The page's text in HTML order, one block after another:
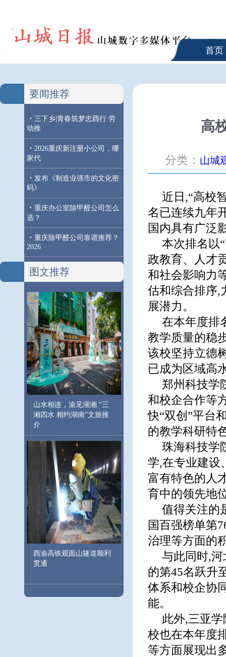
首页
要闻推荐
· 三下乡|青春筑梦忠酉行 劳
动推
· 2026重庆新注册小公司，哪
家代
· 发布《制造业强市的文化密
码》
· 重庆办公室除甲醛公司怎么
选？
· 重庆除甲醛公司靠谱推荐？
2026
图文推荐
山水相连，渝见湖湘 “三
湘四水 相约湖南”文旅推
介
西渝高铁观面山隧道顺利
贯通
高
分类： 山城
近日,“高校
名已连续九年
国内具有广泛
本次排名以
政教育、人才
和社会影响力
估和综合排序,
展潜力。
在本年度排
教学质量的稳
该校坚持立德
已成为区域高
郑州科技学
和校企合作等
快“双创”平台
的教学科研特
珠海科技学
学,在专业建设
富有特色的人
育中的领先地
值得关注的
国百强榜单第
治理等方面的
与此同时,
的第45名跃升
体系和校企协
能。
此外,三亚
校也在本年度
等方面展现出